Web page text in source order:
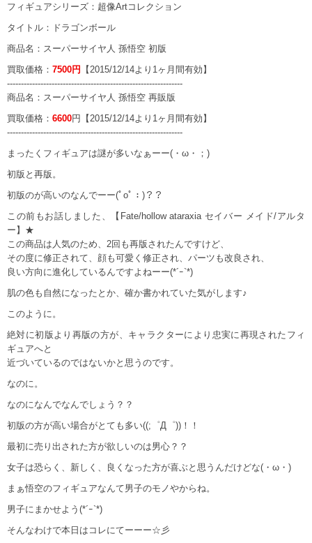
フィギュアシリーズ：超像Artコレクション
タイトル：ドラゴンボール
商品名：スーパーサイヤ人 孫悟空 初版
買取価格： 7500円
【2015/12/14より1ヶ月間有効】
---------------------------------------------------------------
商品名：スーパーサイヤ人 孫悟空 再販版
買取価格： 6600円【2015/12/14より1ヶ月間有効】
---------------------------------------------------------------
まったくフィギュアは謎が多いなぁーー(・ω・；)
初版と再版。
初版のが高いのなんでーー(ﾟoﾟ：)？？
この前もお話しました、【Fate/hollow ataraxia セイバー メイド/アルタ
ー】★
この商品は人気のため、2回も再版されたんですけど、
その度に修正されて、顔も可愛く修正され、パーツも改良され、
良い方向に進化しているんですよねーー(*´ｰ`*)
肌の色も自然になったとか、確か書かれていた気がします♪
このように。
絶対に初版より再版の方が、キャラクターにより忠実に再現されたフィ
ギュアへと
近づいているのではないかと思うのです。
なのに。
なのになんでなんでしょう？？
初版の方が高い場合がとても多い((;゜Д゜))！！
最初に売り出された方が欲しいのは男心？？
女子は恐らく、新しく、良くなった方が喜ぶと思うんだけどな(・ω・)
まぁ悟空のフィギュアなんて男子のモノやからね。
男子にまかせよう(*´ｰ`*)
そんなわけで本日はコレにてーーー☆彡